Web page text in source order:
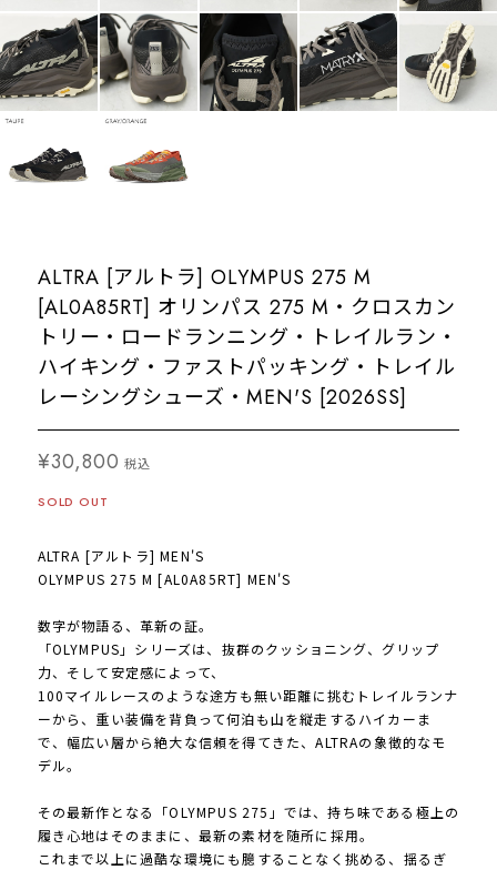
ALTRA [アルトラ] OLYMPUS 275 M
[AL0A85RT] オリンパス 275 M・クロスカン
トリー・ロードランニング・トレイルラン・
ハイキング・ファストパッキング・トレイル
レーシングシューズ・MEN'S [2026SS]
¥30,800 税込
SOLD OUT
ALTRA [アルトラ] MEN'S
OLYMPUS 275 M [AL0A85RT] MEN'S
数字が物語る、革新の証。
「OLYMPUS」シリーズは、抜群のクッショニング、グリップ
力、そして安定感によって、
100マイルレースのような途方も無い距離に挑むトレイルランナ
ーから、重い装備を背負って何泊も山を縦走するハイカーま
で、幅広い層から絶大な信頼を得てきた、ALTRAの象徴的なモ
デル。
その最新作となる「OLYMPUS 275」では、持ち味である極上の
履き心地はそのままに、最新の素材を随所に採用。
これまで以上に過酷な環境にも臆することなく挑める、揺るぎ